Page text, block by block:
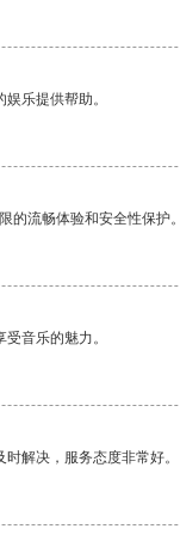
乐提供帮助。
的流畅体验和安全性保护
音乐的魅力。
解决，服务态度非常好。